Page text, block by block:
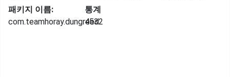
패키지 이름:
com.teamhoray.dungreed
통계
4532